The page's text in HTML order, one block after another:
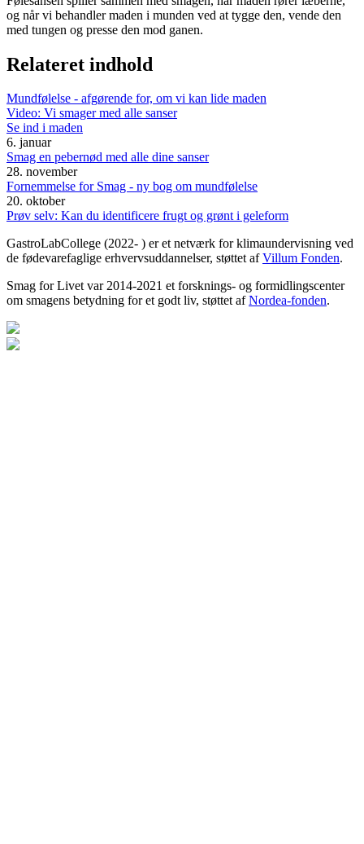
og når vi behandler maden i munden ved at tygge den, vende den
med tungen og presse den mod ganen.
Relateret indhold
Mundfølelse - afgørende for, om vi kan lide maden
Video: Vi smager med alle sanser
Se ind i maden
6. januar
Smag en pebernød med alle dine sanser
28. november
Fornemmelse for Smag - ny bog om mundfølelse
20. oktober
Prøv selv: Kan du identificere frugt og grønt i geleform
GastroLabCollege (2022- ) er et netværk for klimaundervisning ved
de fødevarefaglige erhvervsuddannelser, støttet afVillum Fonden.
Smag for Livet var 2014-2021 et forsknings- og formidlingscenter
om smagens betydning for et godt liv, støttet afNordea-fonden.